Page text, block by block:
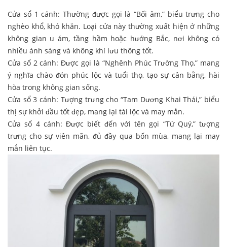
Cửa sổ 1 cánh: Thường được gọi là “Bối âm,” biểu trưng cho
nghèo khổ, khó khăn. Loại cửa này thường xuất hiện ở những
không gian u ám, tầng hầm hoặc hướng Bắc, nơi không có
nhiều ánh sáng và không khí lưu thông tốt.
Cửa sổ 2 cánh: Được gọi là “Nghênh Phúc Trường Thọ,” mang
ý nghĩa chào đón phúc lộc và tuổi thọ, tạo sự cân bằng, hài
hòa trong không gian sống.
Cửa sổ 3 cánh: Tượng trưng cho “Tam Dương Khai Thái,” biểu
thị sự khởi đầu tốt đẹp, mang lại tài lộc và may mắn.
Cửa sổ 4 cánh: Được biết đến với tên gọi “Tứ Quý,” tượng
trưng cho sự viên mãn, đủ đầy qua bốn mùa, mang lại may
mắn liên tục.